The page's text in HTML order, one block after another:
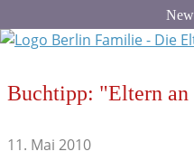
berlin-familie.de
Stadt & Land
Buchtipp: "Eltern
11. Mai 2010